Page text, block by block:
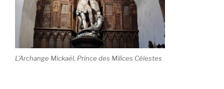
L'Archange Mickaël, Prince des Milices Célestes